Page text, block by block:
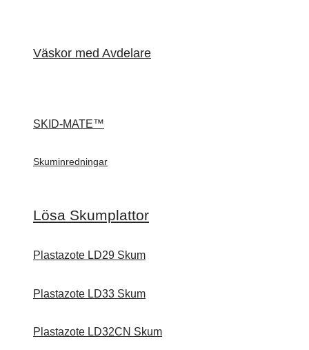
Väskor med Avdelare
SKID-MATE™
Skuminredningar
Lösa Skumplattor
Plastazote LD29 Skum
Plastazote LD33 Skum
Plastazote LD32CN Skum